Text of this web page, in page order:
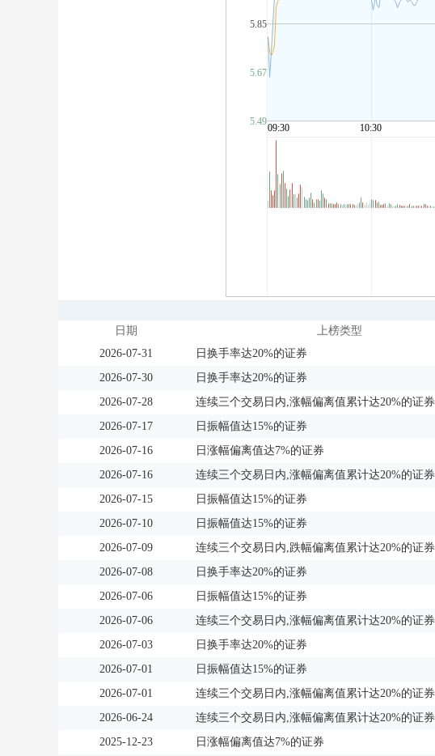
日期 上榜类型
2026-07-31
日换手率达20%的证券
2026-07-30
日换手率达20%的证券
2026-07-28
连续三个交易日内,涨幅偏离值累计达20%的证券
2026-07-17
日振幅值达15%的证券
2026-07-16
日涨幅偏离值达7%的证券
2026-07-16
连续三个交易日内,涨幅偏离值累计达20%的证券
2026-07-15
日振幅值达15%的证券
2026-07-10
日振幅值达15%的证券
2026-07-09
连续三个交易日内,跌幅偏离值累计达20%的证券
2026-07-08
日换手率达20%的证券
2026-07-06
日振幅值达15%的证券
2026-07-06
连续三个交易日内,涨幅偏离值累计达20%的证券
2026-07-03
日换手率达20%的证券
2026-07-01
日振幅值达15%的证券
2026-07-01
连续三个交易日内,涨幅偏离值累计达20%的证券
2026-06-24
连续三个交易日内,涨幅偏离值累计达20%的证券
2025-12-23
日涨幅偏离值达7%的证券